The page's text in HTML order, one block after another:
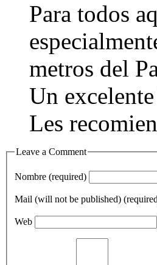
Para todos
metros del
Un
Les
Leave a Comment
Nombre (required)
Mail (will not be published)
Web